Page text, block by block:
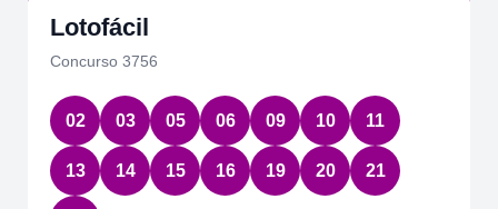
Lotofácil
Concurso 3756
02 03 05 06 09 10 11
13 14 15 16 19 20 21